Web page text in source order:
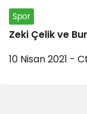
Spor
Zeki Çelik ve
10 Nisan 2021 -